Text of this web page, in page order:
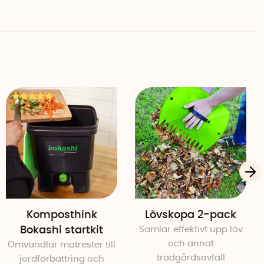
Mohammadi
Komposthink
Bokashi startkit
Omvandlar matrester till
jordförbättring och
Lövskopa 2-pack
Samlar effektivt upp löv
och annat
trädgårdsavfall